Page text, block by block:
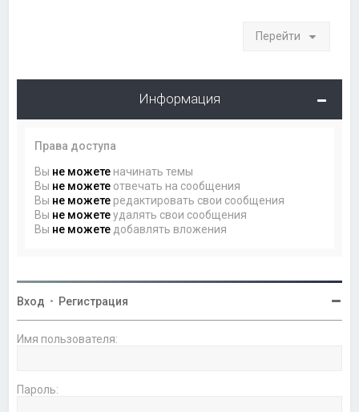
Перейти
Информация
Права доступа
Вы не можете начинать темы
Вы не можете отвечать на сообщения
Вы не можете редактировать свои сообщения
Вы не можетеудалять свои сообщения
Вы не можете добавлять вложения
Вход • Регистрация
Имя пользователя:
Пароль: